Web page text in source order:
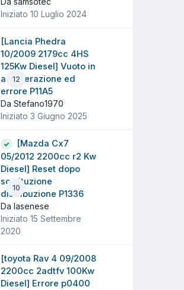
Iniziato 10 Luglio 2024
12
[Lancia Phedra
10/2009 2179cc 4HS
125Kw Diesel] Vuoto in
accelerazione ed
errore P11A5
Da Stefano1970
Iniziato 3 Giugno 2025
10
[Mazda Cx7
05/2012 2200cc r2 Kw
Diesel] Reset dopo
sostituzione
distribuzione P1336
Da lasenese
Iniziato 15 Settembre
2020
[toyota Rav 4 09/2008
2200cc 2adtfv 100Kw
Diesel] Errore p0400